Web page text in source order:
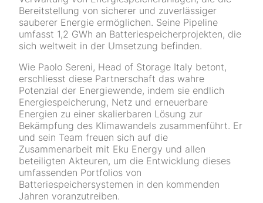
Bereitstellung von sicherer und zuverlässiger
sauberer Energie ermöglichen. Seine Pipeline
umfasst 1,2 GWh an Batteriespeicherprojekten, die
sich weltweit in der Umsetzung befinden.
Wie Paolo Sereni, Head of Storage Italy betont,
erschliesst diese Partnerschaft das wahre
Potenzial der Energiewende, indem sie endlich
Energiespeicherung, Netz und erneuerbare
Energien zu einer skalierbaren Lösung zur
Bekämpfung des Klimawandels zusammenführt. Er
und sein Team freuen sich auf die
Zusammenarbeit mit Eku Energy und allen
beteiligten Akteuren, um die Entwicklung dieses
umfassenden Portfolios von
Batteriespeichersystemen in den kommenden
Jahren voranzutreiben.